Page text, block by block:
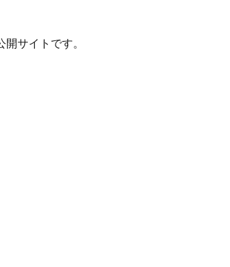
サイトです。